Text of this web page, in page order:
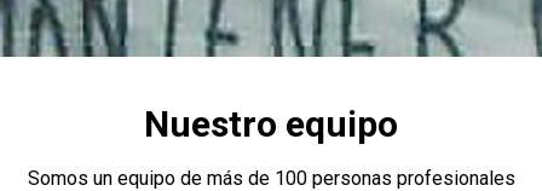
Nuestro equipo
Somos un equipo de más de 100 personas profesionales